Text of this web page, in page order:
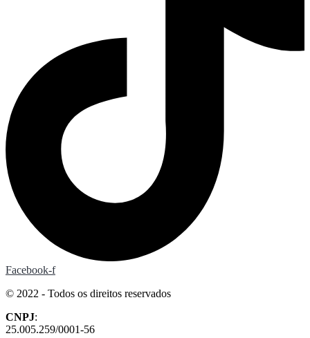
Facebook-f
© 2022 - Todos os direitos reservados
CNPJ:
25.005.259/0001-56